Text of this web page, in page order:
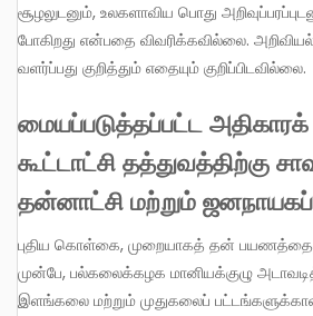
சூழலுடனும், உலகளாவிய பொது
போகிறது என்பதை விவரிக்கவில்லை.
வளர்ப்பது குறித்தும் எதையும் குறிப்பிடவில்லை.
மையப்படுத்தப்பட்ட அதிகாரக்
கூட்டாட்சி தத்துவத்திற்கு
தன்னாட்சி மற்றும் ஜனநாயகப்
புதிய கொள்கை, முறையாகத் தன் பயணத்தைத் தொடங்குவதற்கு
முன்பே, பல்கலைக்கழக மானியக்குழு
இளங்கலை மற்றும் முதுகலைப்